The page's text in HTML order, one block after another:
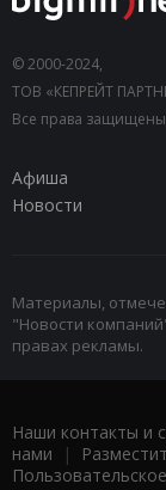
© 2000-2024,
ТОВ «КЕПРЕЙТ
Все права
Афиша
Новости
Материалы,
"Новости
правах рекламы.
Наши контакты и
нами |